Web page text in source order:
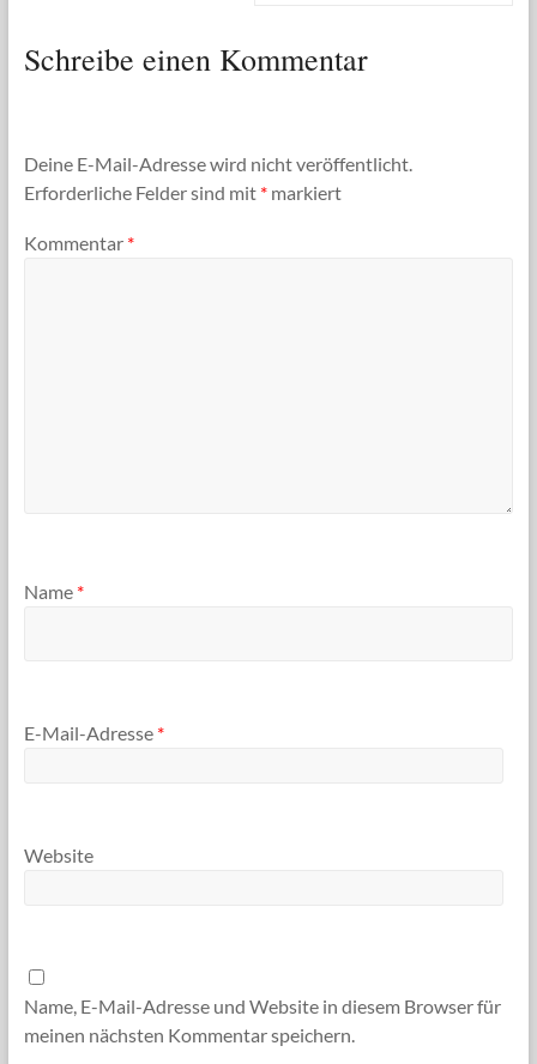
Schreibe einen Kommentar
Deine E-Mail-Adresse wird nicht veröffentlicht.
Erforderliche Felder sind mit *markiert
Kommentar *
Name *
E-Mail-Adresse *
Website
Name, E-Mail-Adresse und Website in diesem Browser für
meinen nächsten Kommentar speichern.